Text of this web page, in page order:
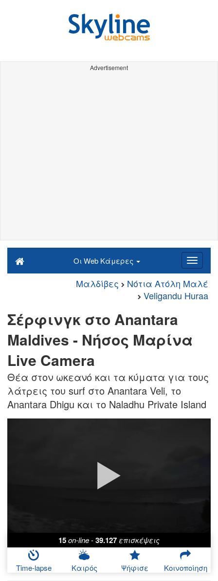
Advertisement
Οι Web Κάμερες
Μαλδίβες
Νότια Ατόλη Μαλέ
Veligandu Huraa
Σέρφινγκ στο Anantara
Maldives - Νήσος Μαρίνα
Live Camera
Θέα στον ωκεανό και τα κύματα για τους
λάτρεις του surf στο Anantara Veli, το
Anantara Dhigu και το Naladhu Private Island
15on-line-39.127επισκέψεις
Time-lapse Καιρός Ψήφισε Κοινοποίηση